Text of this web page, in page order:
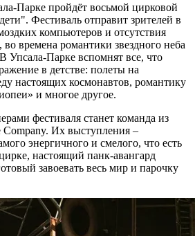
Парке пройдёт восьмой цирковой
Фестиваль отправит зрителей в
компьютеров и отсутствия
времена романтики звездного неба
Упсала-Парке вспомнят все, что
в детстве: полеты на
настоящих космонавтов, романтику
и многое другое.
фестиваля станет команда из
Их выступления –
энергичного и смелого, что есть
настоящий панк-авангард
завоевать весь мир и парочку